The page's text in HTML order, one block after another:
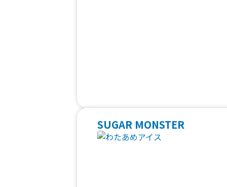
SUGAR MONSTER